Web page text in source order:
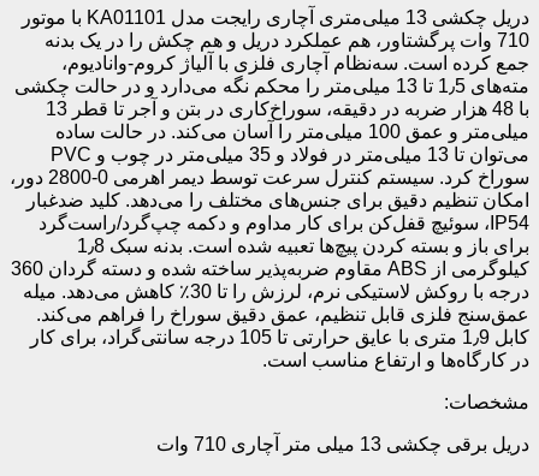
سوراخ کرد. سیستم کنترل سرعت توسط دیمر اهرمی 0-2800 دور،
امکان تنظیم دقیق برای جنس‌های مختلف را می‌دهد. کلید ضدغبار
IP54، سوئیچ قفل‌کن برای کار مداوم و دکمه چپ‌گرد/راست‌گرد
برای باز و بسته کردن پیچ‌ها تعبیه شده است. بدنه سبک 1٫8
درجه با روکش لاستیکی نرم، لرزش را تا 30٪ کاهش می‌دهد. میله
عمق‌سنج فلزی قابل تنظیم، عمق دقیق سوراخ را فراهم می‌کند.
کابل 1٫9 متری با عایق حرارتی تا 105 درجه سانتی‌گراد، برای کار
در کارگاه‌ها و ارتفاع مناسب است.
مشخصات:
دریل برقی چکشی 13 میلی متر آچاری 710 وات
مدل : KA01101
کاربرد مصرف : خانگی و صنعتی
جنس بدنه : ABS
جنس سه نظام : فلز